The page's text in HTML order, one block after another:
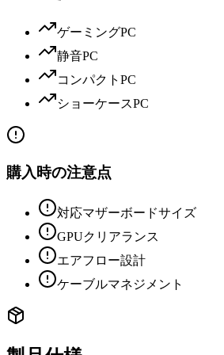
ゲーミングPC
静音PC
コンパクトPC
ショーケースPC
購入時の注意点
対応マザーボードサイズ
GPUクリアランス
エアフロー設計
ケーブルマネジメント